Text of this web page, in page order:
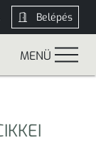
Belépés
MENÜ